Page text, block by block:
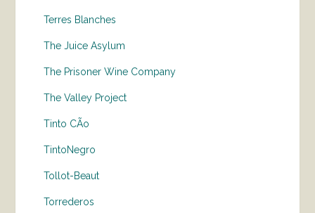
Terres Blanches
The Juice Asylum
The Prisoner Wine Company
The Valley Project
Tinto CÃo
TintoNegro
Tollot-Beaut
Torrederos